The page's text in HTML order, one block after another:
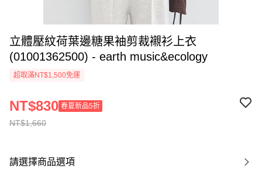
立體壓紋荷葉邊糖果袖剪裁襯衫上衣
(01001362500) - earth music&ecology
超取滿NT$1,500免運
NT$1,660
NT$830 春夏新品5折
請選擇商品選項